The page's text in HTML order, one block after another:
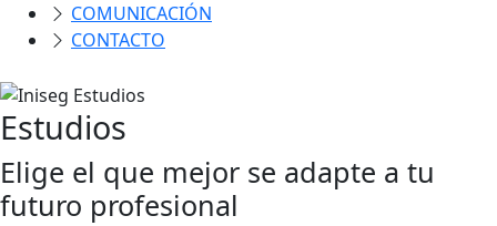
COMUNICACIÓN
CONTACTO
Estudios
Elige el que mejor se adapte a tu
futuro profesional